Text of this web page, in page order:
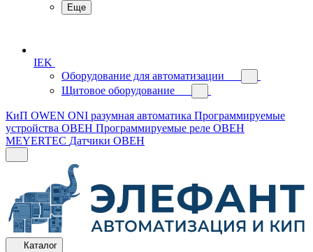
Еще
IEK
Оборудование для автоматизации
Щитовое оборудование
КиП OWEN ONI разумная автоматика Программируемые
устройства ОВЕН Программируемые реле ОВЕН
MEYERTEC Датчики ОВЕН
Каталог